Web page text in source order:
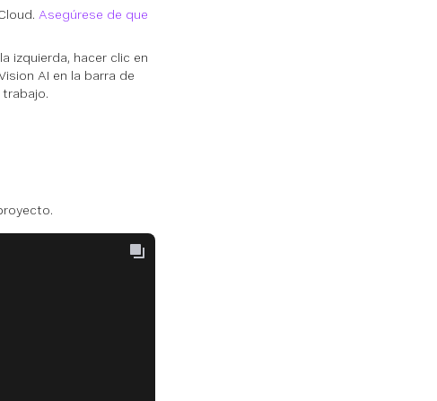
Asegúrese de que
izquierda, hacer clic en
AI en la barra de